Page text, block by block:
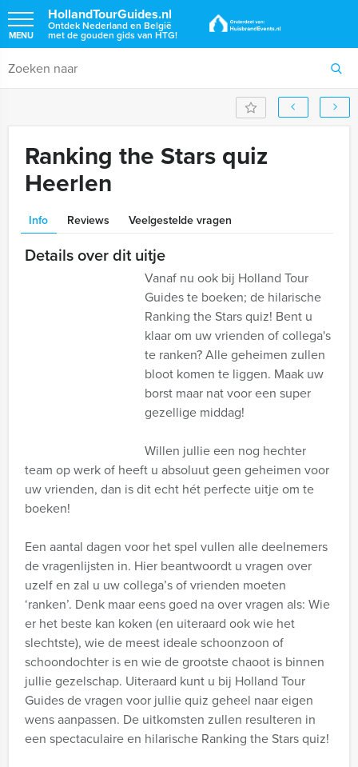
HollandTourGuides.nl
Ontdek Nederland en België
met de gouden gids van HTG!
MENU
Ranking the Stars quiz
Heerlen
Info Reviews Veelgestelde vragen
Details over dit uitje
Vanaf nu ook bij Holland Tour
Guides te boeken; de hilarische
Ranking the Stars quiz! Bent u
klaar om uw vrienden of collega's
te ranken? Alle geheimen zullen
bloot komen te liggen. Maak uw
borst maar nat voor een super
gezellige middag!
Willen jullie een nog hechter
team op werk of heeft u absoluut geen geheimen voor
uw vrienden, dan is dit echt hét perfecte uitje om te
boeken!
Een aantal dagen voor het spel vullen alle deelnemers
de vragenlijsten in. Hier beantwoordt u vragen over
uzelf en zal u uw collega’s of vrienden moeten
‘ranken’. Denk maar eens goed na over vragen als: Wie
er het beste kan koken (en uiteraard ook wie het
slechtste), wie de meest ideale schoonzoon of
schoondochter is en wie de grootste chaoot is binnen
jullie gezelschap. Uiteraard kunt u bij Holland Tour
Guides de vragen voor jullie quiz geheel naar eigen
wens aanpassen. De uitkomsten zullen resulteren in
een spectaculaire en hilarische Ranking the Stars quiz!